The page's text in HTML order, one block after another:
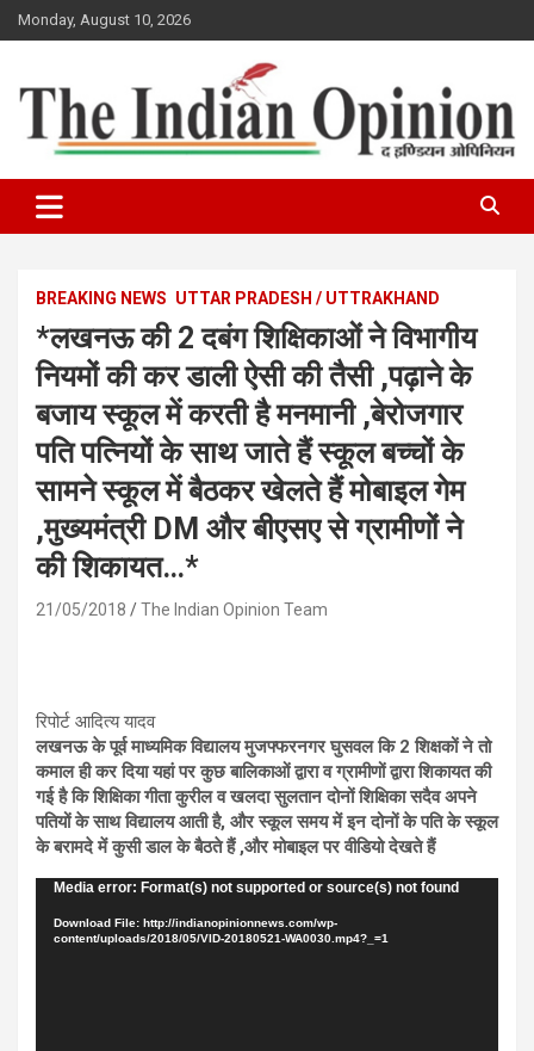
Skip
to
Monday, August 10, 2026
Indian Opinion News
BREAKING NEWS UTTAR PRADESH / UTTRAKHAND
*लखनऊ की 2 दबंग शिक्षिकाओं ने विभागीय
नियमों की कर डाली ऐसी की तैसी ,पढ़ाने के
बजाय स्कूल में करती है मनमानी ,बेरोजगार
पति पत्नियों के साथ जाते हैं स्कूल बच्चों के
सामने स्कूल में बैठकर खेलते हैं मोबाइल गेम
,मुख्यमंत्री DM और बीएसए से ग्रामीणों ने
की शिकायत…*
21/05/2018 The Indian Opinion Team
रिपोर्ट आदित्य यादव
लखनऊ के पूर्व माध्यमिक विद्यालय मुजफ्फरनगर घुसवल कि 2 शिक्षकों ने तो
कमाल ही कर दिया यहां पर कुछ बालिकाओं द्वारा व ग्रामीणों द्वारा शिकायत की
गई है कि शिक्षिका गीता कुरील व खलदा सुलतान दोनों शिक्षिका सदैव अपने
पतियों के साथ विद्यालय आती है, और स्कूल समय में इन दोनों के पति के स्कूल
के बरामदे में कुसी डाल के बैठते हैं ,और मोबाइल पर वीडियो देखते हैं
Video
Player
Media error: Format(s) not supported or source(s) not found
Download File: http://indianopinionnews.com/wp-
content/uploads/2018/05/VID-20180521-WA0030.mp4?_=1